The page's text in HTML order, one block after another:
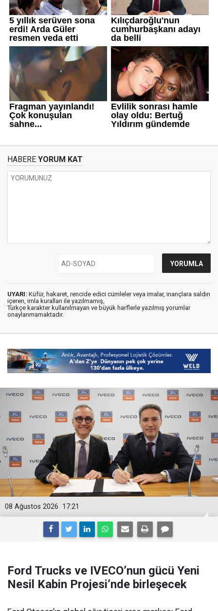
HABERE YORUM KAT
UYARI: Küfür, hakaret, rencide edici cümleler veya imalar, inançlara saldırı
içeren, imla kuralları ile yazılmamış,
Türkçe karakter kullanılmayan ve büyük harflerle yazılmış yorumlar
onaylanmamaktadır.
17:21
08 Ağustos 2026
Ford Trucks ve IVECO’nun gücü Yeni
Nesil Kabin Projesi’nde birleşecek